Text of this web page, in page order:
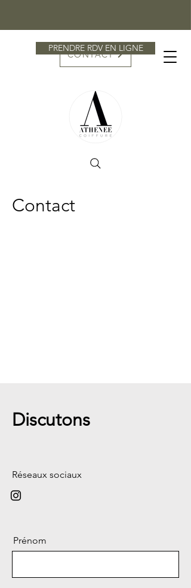
CONTACT
PRENDRE RDV EN LIGNE
Contact
Discutons
Réseaux sociaux
Prénom